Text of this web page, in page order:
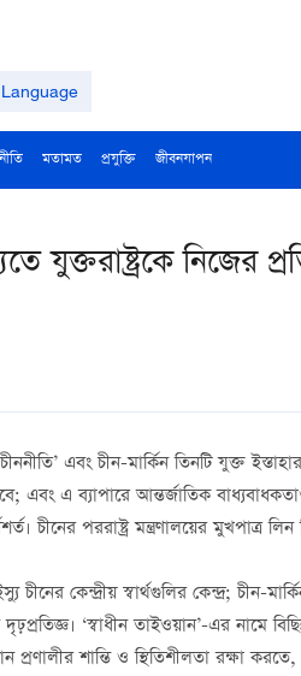
Language
মতামত প্রযুক্তি জীবনযাপন
যুক্তরাষ্ট্রকে নিজের
এবং চীন-মার্কিন তিনটি যুক্ত
এবং এ ব্যাপারে আন্তর্জাতিক
চীনের পররাষ্ট্র মন্ত্রণালয়ের
চীনের কেন্দ্রীয় স্বার্থগুলির কেন্দ্র; চীন-
‘স্বাধীন তাইওয়ান’-এর নামে
প্রণালীর শান্তি ও স্থিতিশীলতা রক্ষা